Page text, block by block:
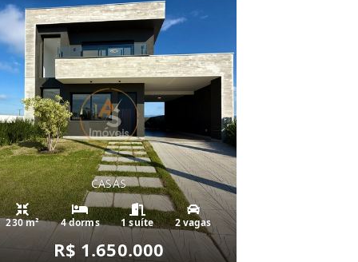
CASAS
230 m² 4 dorms 1 suíte 2 vagas
R$ 1.650.000